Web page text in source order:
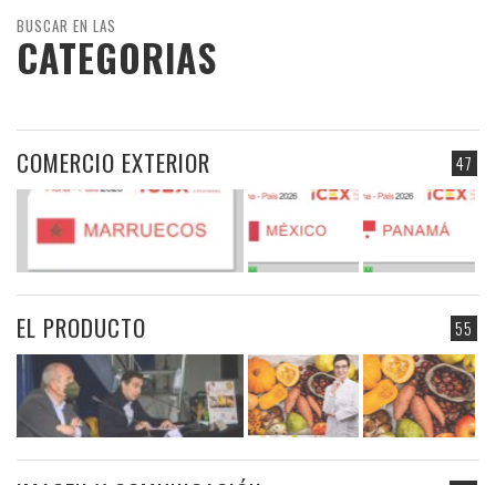
BUSCAR EN LAS
CATEGORIAS
47
COMERCIO EXTERIOR
55
EL PRODUCTO